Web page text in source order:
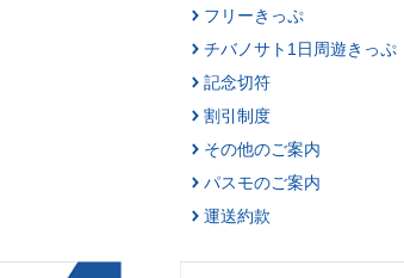
フリーきっぷ
チバノサト1日周遊きっぷ
記念切符
割引制度
その他のご案内
パスモのご案内
運送約款